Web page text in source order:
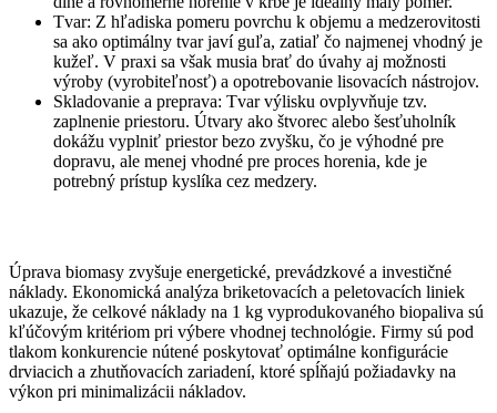
Tvar: Z hľadiska pomeru povrchu k objemu a medzerovitosti
sa ako optimálny tvar javí guľa, zatiaľ čo najmenej vhodný je
kužeľ. V praxi sa však musia brať do úvahy aj možnosti
výroby (vyrobiteľnosť) a opotrebovanie lisovacích nástrojov.
Skladovanie a preprava: Tvar výlisku ovplyvňuje tzv.
zaplnenie priestoru. Útvary ako štvorec alebo šesťuholník
dokážu vyplniť priestor bezo zvyšku, čo je výhodné pre
dopravu, ale menej vhodné pre proces horenia, kde je
potrebný prístup kyslíka cez medzery.
Úprava biomasy zvyšuje energetické, prevádzkové a investičné
náklady. Ekonomická analýza briketovacích a peletovacích liniek
ukazuje, že celkové náklady na 1 kg vyprodukovaného biopaliva sú
kľúčovým kritériom pri výbere vhodnej technológie. Firmy sú pod
tlakom konkurencie nútené poskytovať optimálne konfigurácie
drviacich a zhutňovacích zariadení, ktoré spĺňajú požiadavky na
výkon pri minimalizácii nákladov.